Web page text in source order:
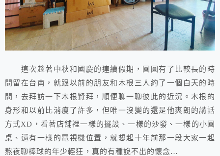
這次趁著中秋和國慶的連續假期，圓圓有了比較長的時
間留在台南，就跟以前的朋友和木根三人約了一個白天的時
間，去拜訪一下木根賢拜，順便聊一聊彼此的近況。木根的
身形和以前比消瘦了許多，但唯一沒變的還是他爽朗的講話
方式XD，看著店舖裡一樣的擺設、一樣的沙發、一樣的小圓
桌、還有一樣的電視機位置，就想起十年前那一段大家一起
熬夜聊棒球的年少輕狂，真的有種說不出的懷念…